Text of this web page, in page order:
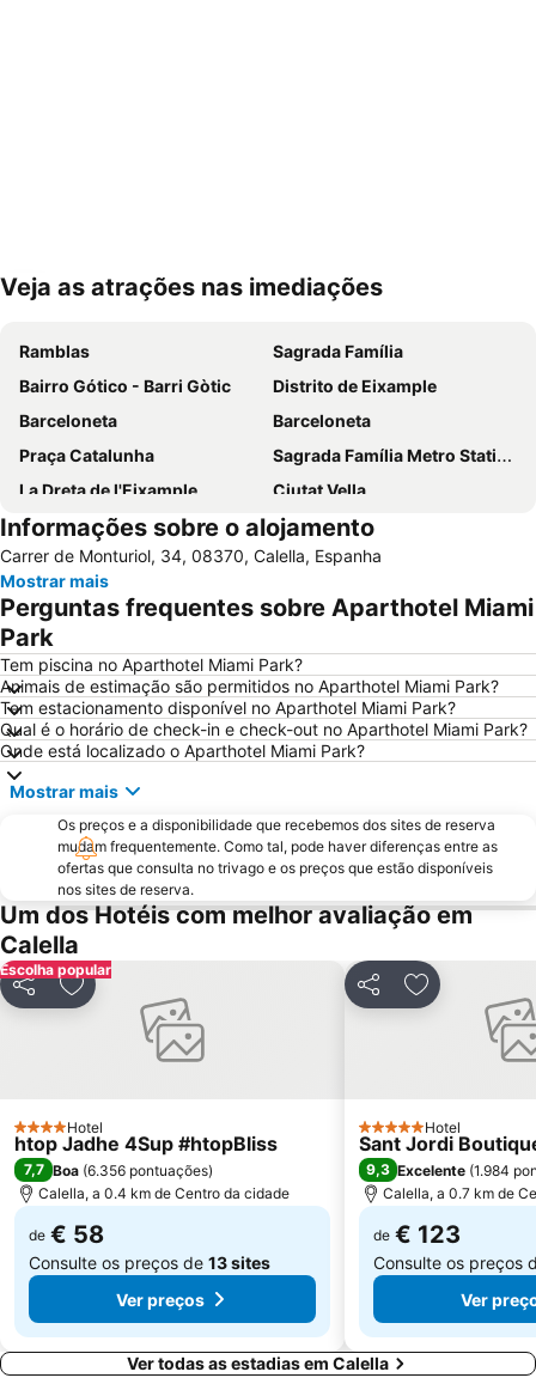
Ampliar mapa
Veja as atrações nas imediações
Ramblas
Sagrada Família
Bairro Gótico - Barri Gòtic
Distrito de Eixample
Barceloneta
Barceloneta
Praça Catalunha
Sagrada Família Metro Station
La Dreta de l'Eixample
Ciutat Vella
Platja d´Aro
Catedral Basílica de Barcelona
Estació de Plaça Catalunya
Gràcia
Circuit de Catalunya
Passeio de Gràcia
Parque do centro de Poblenou
El Born
La Salut
Parque do Forum
Casino de Barcelona
Parque da Ciutadella
Mar Bella
Casa Batlló
Arco do Triunfo
Raval
Sant Martí
Marina Port Vell
Unesco Rock Art Of The Mediterranean Basin On The Iberian Peninsula
L'Antiga Esquerra de l'Eixample
Mercado da Boqueria
Universidade de Barcelona
Fenals Beach
Casitas del Ángel
Hospital Sant Pau
Passeig de LLuis Companys
Diagonal Mar i el Front Marítim del Poblenou
Aeropuerto de Girona-Costa Brava
Lloret
Porto Olímpico
Vall d'Hebron Metro Station
El Poble-sec
Informações sobre o alojamento
Carrer de Monturiol, 34, 08370, Calella, Espanha
Mostrar mais
Perguntas frequentes sobre Aparthotel Miami
Park
Tem piscina no Aparthotel Miami Park?
Animais de estimação são permitidos no Aparthotel Miami Park?
Tem estacionamento disponível no Aparthotel Miami Park?
Qual é o horário de check-in e check-out no Aparthotel Miami Park?
Onde está localizado o Aparthotel Miami Park?
Mostrar mais
Os preços e a disponibilidade que recebemos dos sites de reserva
mudam frequentemente. Como tal, pode haver diferenças entre as
ofertas que consulta no trivago e os preços que estão disponíveis
nos sites de reserva.
Um dos Hotéis com melhor avaliação em
Calella
Escolha popular
PartilharAdicionar aos favoritos
4 Estrelas
Hotel
htop Jadhe 4Sup #htopBliss
7,7 Boa (6.356 pontuações)
Calella, a 0.4 km de Centro da cidade
de € 58
Consulte os preços de 13 sites
Ver preços
PartilharAdicionar
5 EstrelasHotel
Sant Jordi
9,3 Excelente (1.984
Calella, a 0.7 km de
de € 123
Consulte os preços
Ver
Ver todas as estadias em Calella